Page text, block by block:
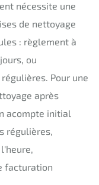
nécessite une
de nettoyage
: règlement à
ou
Pour une
après
acompte initial
régulières,
facturation